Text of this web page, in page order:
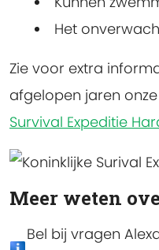
Het
Zie voor extra
afgelopen jaren
Survival Expeditie
Meer weten
Bel bij vragen